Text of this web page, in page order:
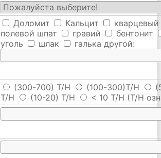
Доломит Кальцит
кварцевый
полевой шпат
гравий
бентонит
уголь
шлак галька другой:
(300-700) T/H (100-300)T/H
T/H
(10-20) T/H < 10 T/H (T/H